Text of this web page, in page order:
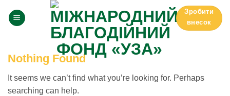
Зробити
внесок
Nothing Found
It seems we can’t find what you’re looking for. Perhaps
searching can help.